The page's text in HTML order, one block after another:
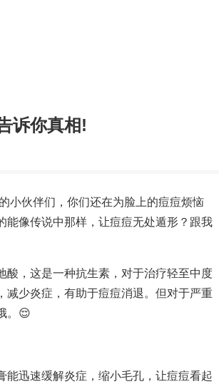
诉你真相!
小伙伴们，你们还在为脸上的痘痘烦恼
能像传说中那样，让痘痘无处遁形？跟我
酸，这是一种抗生素，对于治疗轻至中度
减少炎症，有助于痘痘消退。但对于严重
。😌
迅速缓解炎症，缩小毛孔，让痘痘看起